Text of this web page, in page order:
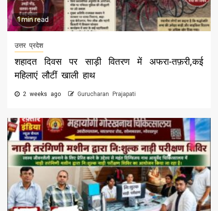
1 min read
उत्तर प्रदेश
शहादत दिवस पर साड़ी वितरण में अफरा-तफ़री,कई
महिलाएं लौटीं खाली हाथ
2 weeks ago Gurucharan Prajapati